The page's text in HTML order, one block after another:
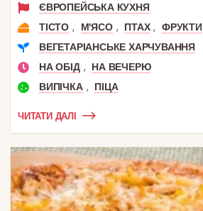
ЄВРОПЕЙСЬКА КУХНЯ
ТІСТО , М'ЯСО , ПТАХ , ФРУКТИ
ВЕГЕТАРІАНСЬКЕ ХАРЧУВАННЯ
НА ОБІД ,
НА ВЕЧЕРЮ
ВИПІЧКА , ПІЦА
ЧИТАТИ ДАЛІ